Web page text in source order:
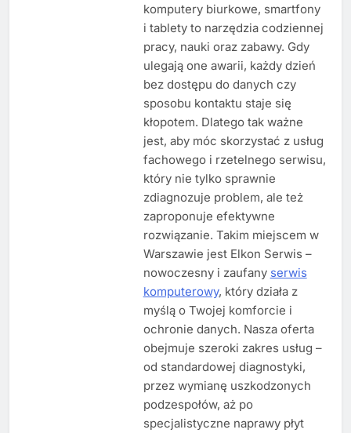
komputery biurkowe, smartfony
i tablety to narzędzia codziennej
pracy, nauki oraz zabawy. Gdy
ulegają one awarii, każdy dzień
bez dostępu do danych czy
sposobu kontaktu staje się
kłopotem. Dlatego tak ważne
jest, aby móc skorzystać z usług
fachowego i rzetelnego serwisu,
który nie tylko sprawnie
zdiagnozuje problem, ale też
zaproponuje efektywne
rozwiązanie. Takim miejscem w
Warszawie jest Elkon Serwis –
nowoczesny i zaufany serwis
komputerowy, który działa z
myślą o Twojej komforcie i
ochronie danych. Nasza oferta
obejmuje szeroki zakres usług –
od standardowej diagnostyki,
przez wymianę uszkodzonych
podzespołów, aż po
specjalistyczne naprawy płyt